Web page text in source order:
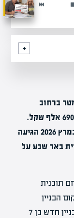
רכשו ב-2018 דירה קטנה של 30 מטר ברחוב
ארלוזורוב בשכונה ג' בבאר שבע, תמורת 690 אלף שקל.
בשנת 2025 מכרו אותה ב-845 אלף שקל. במרץ 2026 הגיעה
באר שבע על
במתחם תוכנית
הבניין
הדו-קומתי הישן — שכלל 4 דירות בלבד — בניין חדש בן 7